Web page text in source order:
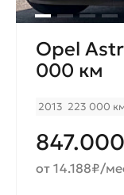
Opel
000 км
2013 223 000
от 14.188₽/